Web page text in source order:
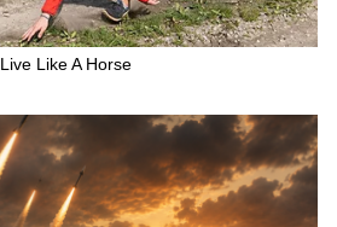
Like A Horse